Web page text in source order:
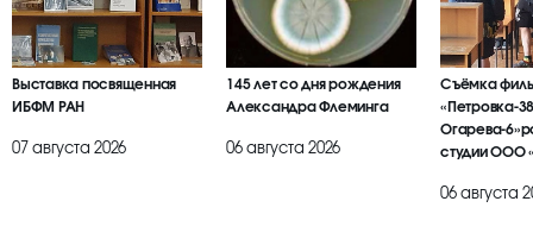
Выставка посвященная
ИБФМ РАН
07 августа 2026
145 лет со дня рождения
Александра Флеминга
06 августа 2026
Съёмка
«Петровка-
Огарева-
студии ООО
06 августа